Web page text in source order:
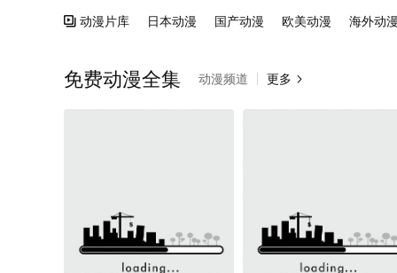
 动漫片库 日本动漫 国产动漫 欧美动漫 海外动
免费动漫全集 动漫频道 更多 